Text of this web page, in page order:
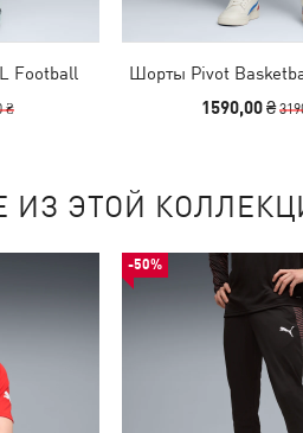
Football
₴
Шорты Pivot
1590,00 ₴
ИЗ ЭТОЙ
-50%